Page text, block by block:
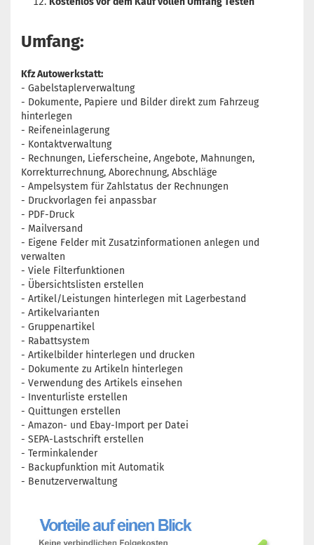
Umfang:
Kfz Autowerkstatt:
- Gabelstaplerverwaltung
- Dokumente, Papiere und Bilder direkt zum Fahrzeug
hinterlegen
- Reifeneinlagerung
- Kontaktverwaltung
- Rechnungen, Lieferscheine, Angebote, Mahnungen,
Korrekturrechnung, Aborechnung, Abschläge
- Ampelsystem für Zahlstatus der Rechnungen
- Druckvorlagen fei anpassbar
- PDF-Druck
- Mailversand
- Eigene Felder mit Zusatzinformationen anlegen und
verwalten
- Viele Filterfunktionen
- Übersichtslisten erstellen
- Artikel/Leistungen hinterlegen mit Lagerbestand
- Artikelvarianten
- Gruppenartikel
- Rabattsystem
- Artikelbilder hinterlegen und drucken
- Dokumente zu Artikeln hinterlegen
- Verwendung des Artikels einsehen
- Inventurliste erstellen
- Quittungen erstellen
- Amazon- und Ebay-Import per Datei
- SEPA-Lastschrift erstellen
- Terminkalender
- Backupfunktion mit Automatik
- Benutzerverwaltung